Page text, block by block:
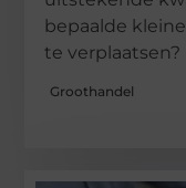
bepaalde
te verplaatsen?
Groothandel